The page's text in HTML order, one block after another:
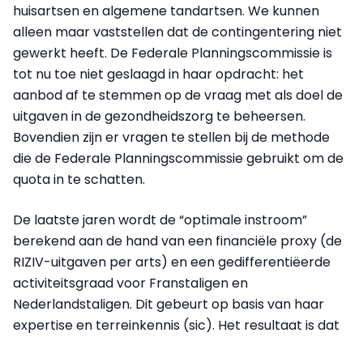
huisartsen en algemene tandartsen. We kunnen
alleen maar vaststellen dat de contingentering niet
gewerkt heeft. De Federale Planningscommissie is
tot nu toe niet geslaagd in haar opdracht: het
aanbod af te stemmen op de vraag met als doel de
uitgaven in de gezondheidszorg te beheersen.
Bovendien zijn er vragen te stellen bij de methode
die de Federale Planningscommissie gebruikt om de
quota in te schatten.
De laatste jaren wordt de “optimale instroom”
berekend aan de hand van een financiële proxy (de
RIZIV-uitgaven per arts) en een gedifferentiëerde
activiteitsgraad voor Franstaligen en
Nederlandstaligen. Dit gebeurt op basis van haar
expertise en terreinkennis (sic). Het resultaat is dat